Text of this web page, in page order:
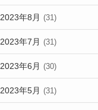
2023年8月 (31)
2023年7月 (31)
2023年6月 (30)
2023年5月 (31)